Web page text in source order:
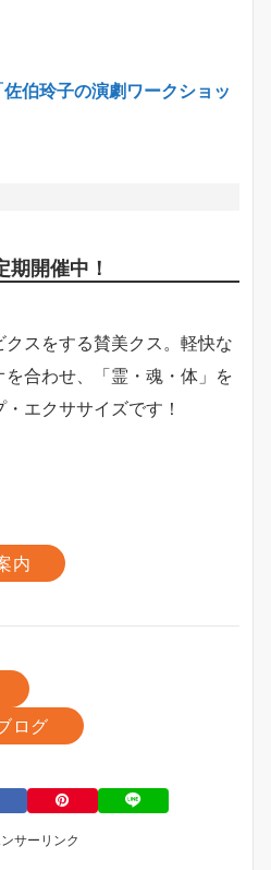
伯玲子の演劇ワークショッ
開催中！
スをする賛美クス。軽快な
合わせ、「霊・魂・体」を
エクササイズです！
内
ログ
サーリンク